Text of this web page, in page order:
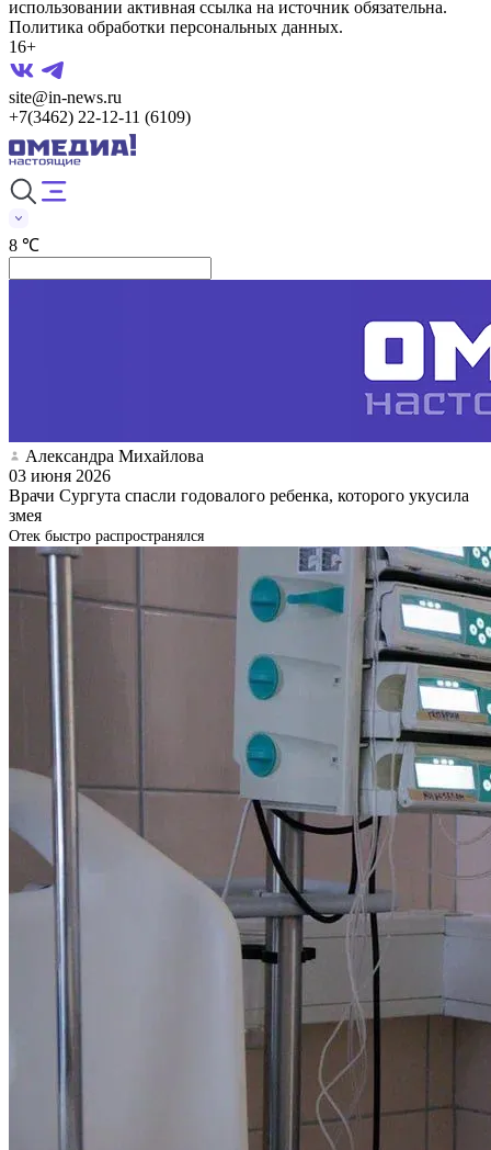
использовании активная ссылка на источник обязательна.
Политика обработки персональных данных.
16+
site@in-news.ru
+7(3462) 22-12-11 (6109)
8 ℃
Александра Михайлова
03 июня 2026
Врачи Сургута спасли годовалого ребенка, которого укусила
змея
Отек быстро распространялся